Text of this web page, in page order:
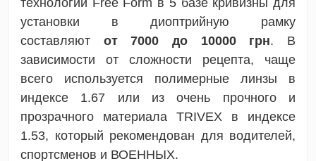
технологии Free Form в 5 базе кривизны для
установки в диоптрийную рамку
составляют от 7000 до 10000 грн. В
зависимости от сложности рецепта, чаще
всего используется полимерные линзы в
индексе 1.67 или из очень прочного и
прозрачного материала TRIVEX в индексе
1.53, который рекомендован для водителей,
спортсменов и ВОЕННЫХ.